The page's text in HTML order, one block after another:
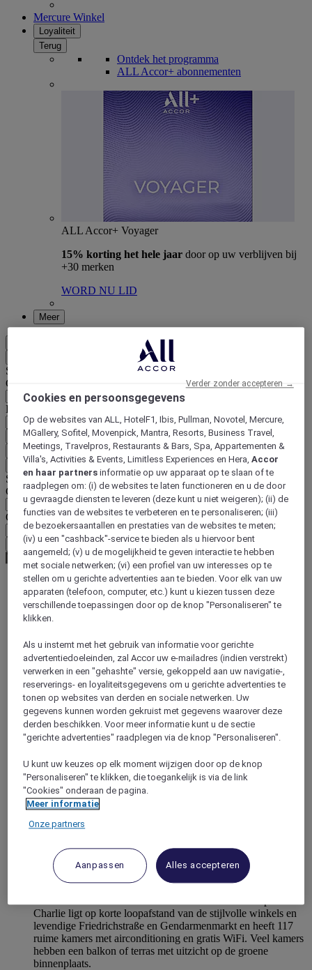
Mercure Winkel
Loyaliteit
Terug
Ontdek het programma
ALL Accor+ abonnementen
ALL Accor+ Voyager
15% korting het hele jaar door op uw verblijven bij
+30 merken
WORD NU LID
Meer
Selecteer hieronder uw land en taal
Geografische zone
Land/regio-taal
Bevestig mijn land en taal
EUR (€)
Terug
Selecteer hieronder uw valuta
Geografische zone
Offerte
Bevestig mijn valuta
World
Europe
Germany
Berlin
BERLIN, Duitsland
Mercure Hotel & Residenz Berlin Checkpoint
Charlie
Charlie ligt op korte loopafstand van de stijlvolle winkels en
levendige Friedrichstraße en Gendarmenmarkt en heeft 117
ruime kamers met airconditioning en gratis WiFi. Veel kamers
hebben een balkon of terras met uitzicht op de groene
binnenplaats.
Cookies en persoonsgegevens
Op de websites van ALL, HotelF1, Ibis, Pullman, Novotel, Mercure,
MGallery, Sofitel, Movenpick, Mantra, Resorts, Business Travel,
Meetings, Travelpros, Restaurants & Bars, Spa, Appartementen &
Villa's, Activities & Events, Limitless Experiences en Hera,Accor
en haar partners informatie op uw apparaat op te slaan of te
raadplegen om: (i) de websites te laten functioneren en u de door
u gevraagde diensten te leveren (deze kunt u niet weigeren); (ii) de
functies van de websites te verbeteren en te personaliseren; (iii)
de bezoekersaantallen en prestaties van de websites te meten;
(iv) u een "cashback"-service te bieden als u hiervoor bent
aangemeld; (v) u de mogelijkheid te geven interactie te hebben
met sociale netwerken; (vi) een profiel van uw interesses op te
stellen om u gerichte advertenties aan te bieden. Voor elk van uw
apparaten (telefoon, computer, etc.) kunt u kiezen tussen deze
verschillende toepassingen door op de knop "Personaliseren" te
klikken.
Als u instemt met het gebruik van informatie voor gerichte
advertentiedoeleinden, zal Accor uw e-mailadres (indien verstrekt)
verwerken in een "gehashte" versie, gekoppeld aan uw navigatie-,
reserverings- en loyaliteitsgegevens om u gerichte advertenties te
tonen op websites van derden en sociale netwerken. Uw
gegevens kunnen worden gekruist met gegevens waarover deze
derden beschikken. Voor meer informatie kunt u de sectie
"gerichte advertenties" raadplegen via de knop "Personaliseren".
U kunt uw keuzes op elk moment wijzigen door op de knop
"Personaliseren" te klikken, die toegankelijk is via de link
"Cookies" onderaan de pagina.
Meer informatie
Onze partners
Aanpassen Alles accepteren
Verder zonder accepteren →